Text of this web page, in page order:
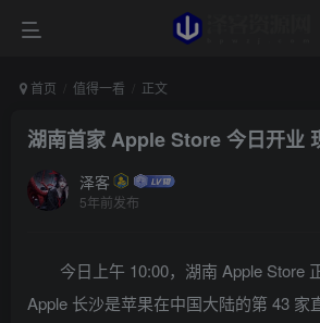
首页 值得一看 正文
湖南首家 Apple Store 今日开业
泽客
5年前发布
今日上午 10:00，湖南 Apple Store
Apple 长沙是苹果在中国大陆的第 43 家